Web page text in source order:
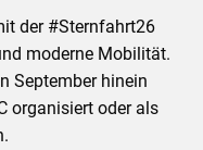
der #Sternfahrt26
moderne Mobilität.
September hinein
organisiert oder als